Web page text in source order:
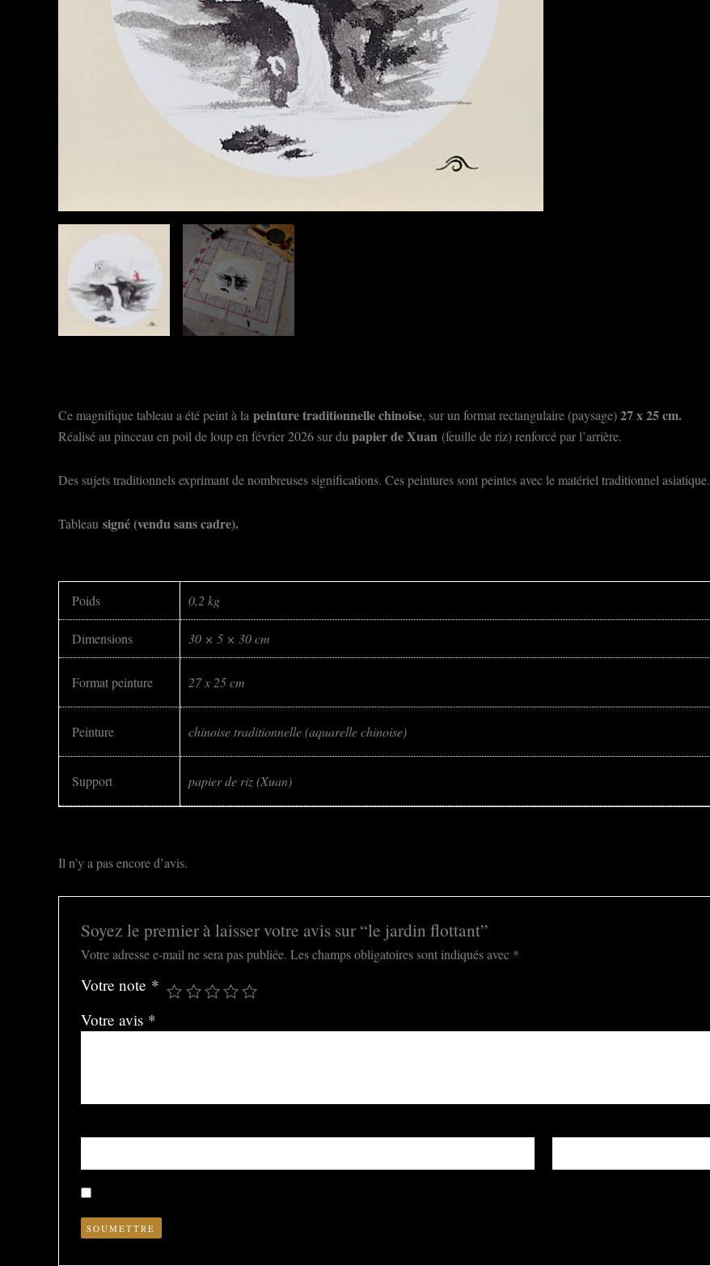
Ce magnifique tableau a été peint à la peinture traditionnelle chinoise, sur un format rectangulaire (paysage)27 x 25 cm.
Réalisé au pinceau en poil de loup en février 2026 sur du papier de Xuan (feuille de riz) renforcé par l’arrière.
Des sujets traditionnels exprimant de nombreuses significations. Ces peintures sont peintes avec le matériel traditionnel asiatique.
Tableau signé (vendu sans cadre).
Poids 0,2 kg
Dimensions 30 × 5 × 30 cm
Format peinture 27 x 25 cm
Peinture chinoise traditionnelle (aquarelle chinoise)
Support papier de riz (Xuan)
Il n’y a pas encore d’avis.
Soyez le premier à laisser votre avis sur “le jardin flottant”
Votre adresse e-mail ne sera pas publiée. Les champs obligatoires sont indiqués avec *
Votre note *
Votre avis *